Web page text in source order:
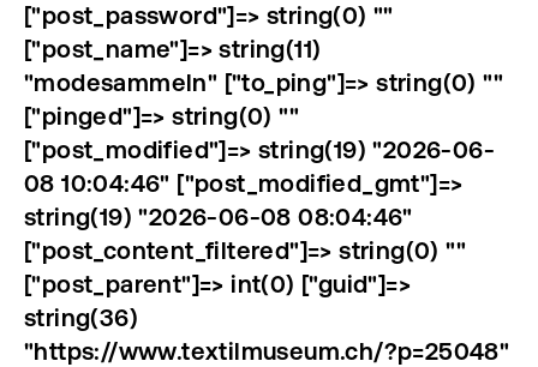
["post_password"]=> string(0) ""
["post_name"]=> string(11)
"modesammeln" ["to_ping"]=> string(0) ""
["pinged"]=> string(0) ""
["post_modified"]=> string(19) "2026-06-
08 10:04:46" ["post_modified_gmt"]=>
string(19) "2026-06-08 08:04:46"
["post_content_filtered"]=> string(0) ""
["post_parent"]=> int(0) ["guid"]=>
string(36)
"https://www.textilmuseum.ch/?p=25048"